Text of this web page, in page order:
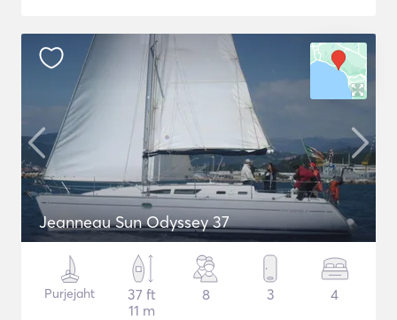
Jeanneau Sun Odyssey 37
Purjejaht
37 ft
11 m
8 3 4